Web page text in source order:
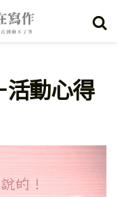
活動心得